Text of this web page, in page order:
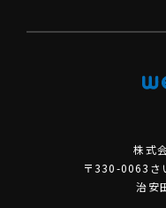
株式
〒330-0063さ
治安